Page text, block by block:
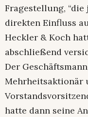
Fragestellung,
direkten Einfluss
Heckler & Koch
abschließend
Der
Mehrheitsaktionär
hatte dann seine